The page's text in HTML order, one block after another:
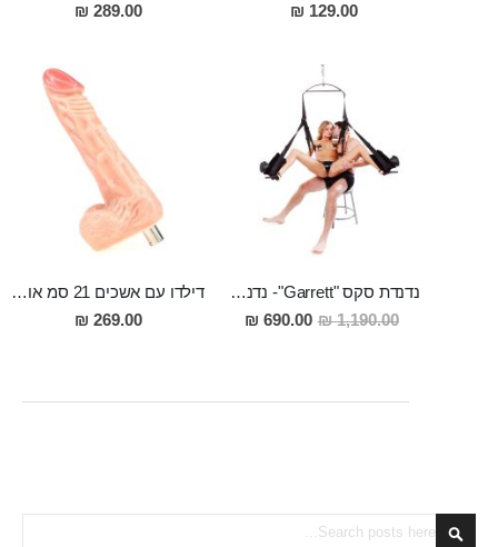
129.00 ₪
289.00 ₪
נדנדת סקס "Garrett"- נדנדה לאוהבים
1,190.00 ₪
מחיר
מבצע
690.00 ₪
דילדו עם אשכים 21 סמ אורך 4.3 סמ רוחב המתאים למכונת סקס Tore
269.00 ₪
Search